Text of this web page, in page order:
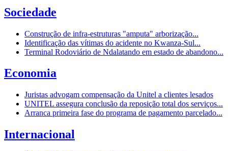
Sociedade
Construção de infra-estruturas "amputa" arborização...
Identificação das vítimas do acidente no Kwanza-Sul...
Terminal Rodoviário de Ndalatando em estado de abandono...
Economia
Juristas advogam compensação da Unitel a clientes lesados
UNITEL assegura conclusão da reposição total dos serviços...
Arranca primeira fase do programa de pagamento parcelado...
Internacional